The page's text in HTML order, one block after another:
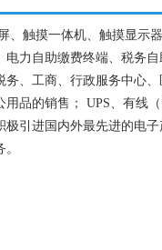
、触摸一体机、触摸显示
电力自助缴费终端、税务
、工商、行政服务中心
品的销售； UPS、有线
极引进国内外最先进的电